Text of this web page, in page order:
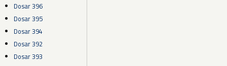
Dosar 396
Dosar 395
Dosar 394
Dosar 392
Dosar 393